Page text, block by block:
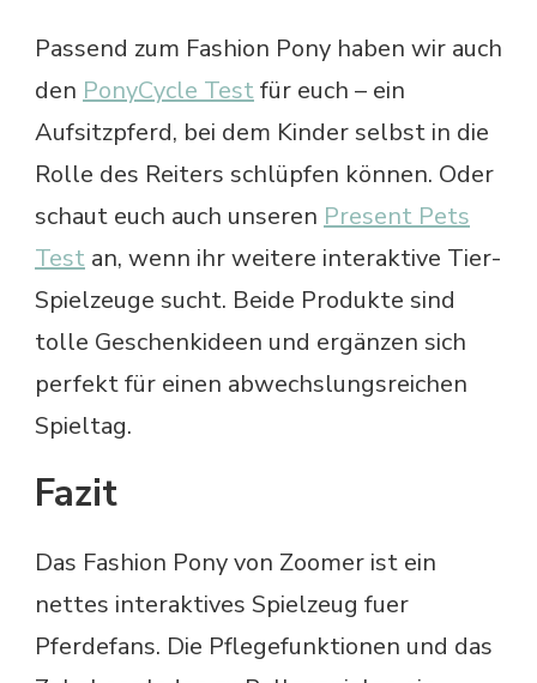
Passend zum Fashion Pony haben wir auch
den PonyCycle Testfür euch – ein
Aufsitzpferd, bei dem Kinder selbst in die
Rolle des Reiters schlüpfen können. Oder
schaut euch auch unseren Present Pets
Test an, wenn ihr weitere interaktive Tier-
Spielzeuge sucht. Beide Produkte sind
tolle Geschenkideen und ergänzen sich
perfekt für einen abwechslungsreichen
Spieltag.
Fazit
Das Fashion Pony von Zoomer ist ein
nettes interaktives Spielzeug fuer
Pferdefans. Die Pflegefunktionen und das